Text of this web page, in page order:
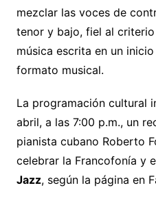
mezclar las voces de
tenor y bajo, fiel al
música escrita en un
formato musical.
La programación cultural
abril, a las 7:00 p.m., un
pianista cubano Roberto
celebrar la Francofonía y
Jazz, según la página en